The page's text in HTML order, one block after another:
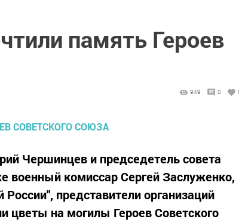
память Героев
949 0
Чершинцев и председетель совета
военный комиссар Сергей Заслуженко,
представители организаций
цветы на могилы Героев Советского